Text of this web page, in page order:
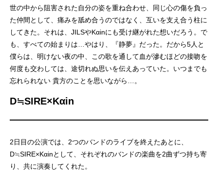
世の中から阻害された自分の姿を重ね合わせ、同じ心の傷を負っ
た仲間として、痛みを舐め合うのではなく、互いを支え合う柱に
してきた。それは、JILSやKαinにも受け継がれた想いだろう。で
も、すべての始まりは…やはり、『静夢』だった。だから5人と
僕らは、明けない夜の中、この歌を通して血が滲むほどの接吻を
何度も交わしては、途切れぬ思いを伝えあっていた。いつまでも
忘れられない 貴方のことを思いながら…。
D≒SIRE×Kαin
2日目の公演では、2つのバンドのライブを終えたあとに、
D≒SIRE×Kαinとして、それぞれのバンドの楽曲を2曲ずつ持ち寄
り、共に演奏してくれた。